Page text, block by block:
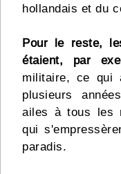
hollandais et du
Pour le reste,
étaient, par
militaire, ce qui
plusieurs
ailes à tous les
qui
paradis.